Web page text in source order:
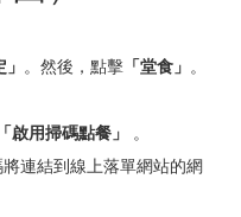
。然後，點擊 「堂食」 。
「啟用掃碼點餐」 。
連結到線上落單網站的網